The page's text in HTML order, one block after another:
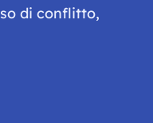
di conflitto,